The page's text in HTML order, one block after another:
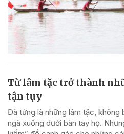
Từ lâm tặc trở thành
tận tụy
Đã từng là những lâm tặc, không
ngã xuống dưới bàn tay họ.